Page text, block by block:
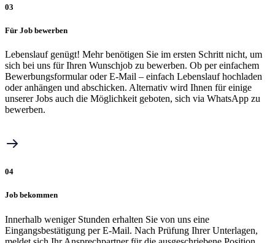
03
Für Job bewerben
Lebenslauf genügt! Mehr benötigen Sie im ersten Schritt nicht, um
sich bei uns für Ihren Wunschjob zu bewerben. Ob per einfachem
Bewerbungsformular oder E-Mail – einfach Lebenslauf hochladen
oder anhängen und abschicken. Alternativ wird Ihnen für einige
unserer Jobs auch die Möglichkeit geboten, sich via WhatsApp zu
bewerben.
04
Job bekommen
Innerhalb weniger Stunden erhalten Sie von uns eine
Eingangsbestätigung per E-Mail. Nach Prüfung Ihrer Unterlagen,